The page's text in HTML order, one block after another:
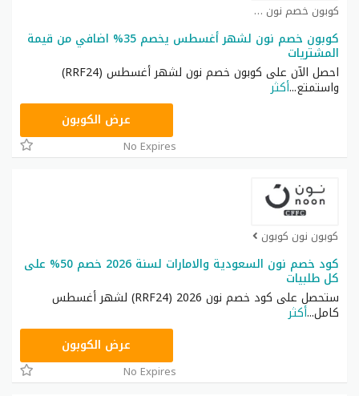
كوبون خصم نون كوبون
كوبون خصم نون لشهر أغسطس يخصم 35% اضافي من قيمة
المشتريات
احصل الآن على كوبون خصم نون لشهر أغسطس (RRF24)
واستمتع...أكثر
RRF24عرض الكوبون
No Expires
كوبون نون كوبون
كود خصم نون السعودية والامارات لسنة 2026 خصم 50% على
كل طلبيات
ستحصل على كود خصم نون 2026 (RRF24) لشهر أغسطس
كامل...أكثر
RRF24عرض الكوبون
No Expires